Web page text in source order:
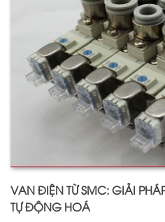
VAN ĐIỆN TỪ SMC: GIẢI
TỰ ĐỘNG HOÁ